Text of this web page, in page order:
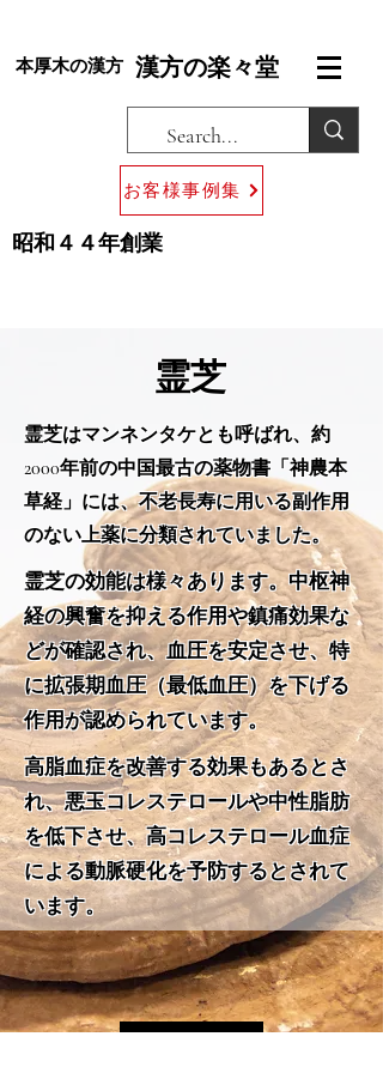
本厚木の漢方 漢方の楽々堂
お客様事例集
昭和４４年創業
霊芝はマンネンタケとも呼ばれ、約
2000年前の中国最古の薬物書「神農本
草経」には、不老長寿に用いる副作用
のない上薬に分類されていました。
霊芝の効能は様々あります。中枢神
経の興奮を抑える作用や鎮痛効果な
どが確認され、血圧を安定させ、特
に拡張期血圧（最低血圧）を下げる
作用が認められています。
高脂血症を改善する効果もあるとさ
れ、悪玉コレステロールや中性脂肪
を低下させ、高コレステロール血症
による動脈硬化を予防するとされて
います。
​霊芝